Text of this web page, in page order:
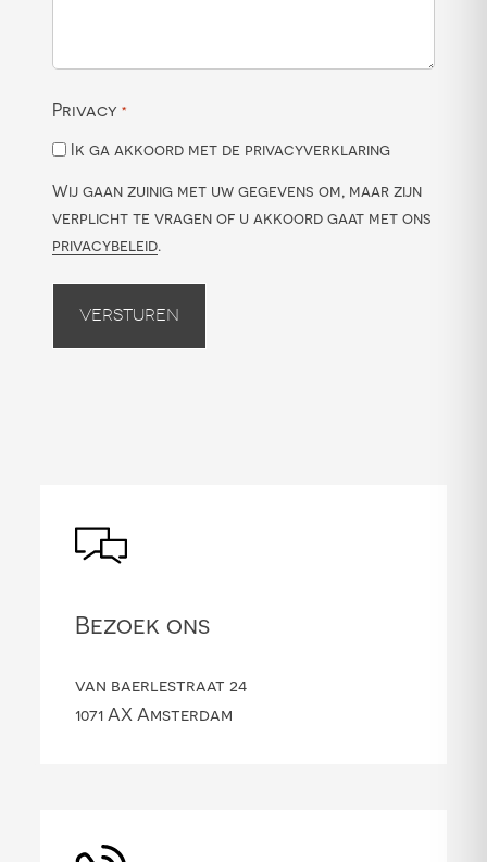
Privacy *
Ik ga akkoord met de privacyverklaring
Wij gaan zuinig met uw gegevens om, maar zijn
verplicht te vragen of u akkoord gaat met ons
privacybeleid.
Versturen
Bezoek ons
van baerlestraat 24
1071 AX Amsterdam